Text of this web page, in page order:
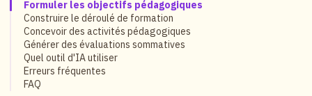
Formuler les objectifs pédagogiques
Construire le déroulé de formation
Concevoir des activités pédagogiques
Générer des évaluations sommatives
Quel outil d'IA utiliser
Erreurs fréquentes
FAQ